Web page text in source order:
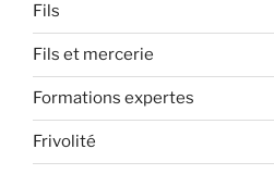
Fils
Fils et mercerie
Formations expertes
Frivolité